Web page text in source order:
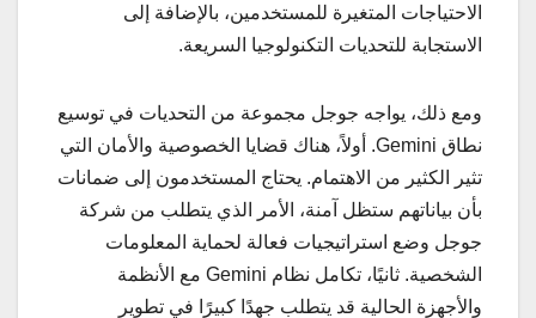
الاحتياجات المتغيرة للمستخدمين، بالإضافة إلى
الاستجابة للتحديات التكنولوجيا السريعة.
ومع ذلك، يواجه جوجل مجموعة من التحديات في توسيع
نطاق Gemini. أولاً، هناك قضايا الخصوصية والأمان التي
تثير الكثير من الاهتمام. يحتاج المستخدمون إلى ضمانات
بأن بياناتهم ستظل آمنة، الأمر الذي يتطلب من شركة
جوجل وضع استراتيجيات فعالة لحماية المعلومات
الشخصية. ثانيًا، تكامل نظام Gemini مع الأنظمة
والأجهزة الحالية قد يتطلب جهدًا كبيرًا في تطوير